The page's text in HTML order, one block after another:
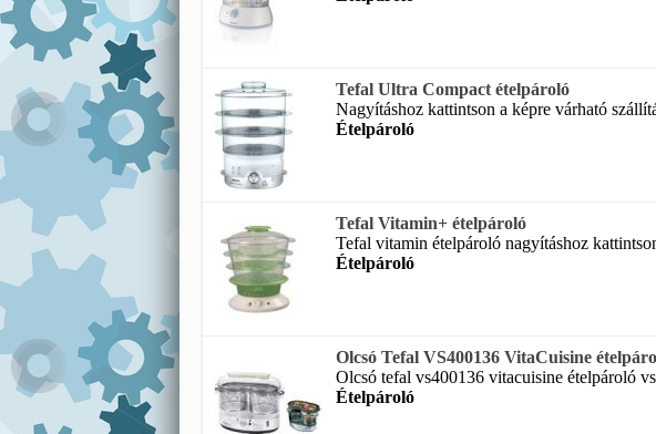
Tefal Ultra Compact ételpároló
Nagyításhoz kattintson a képre várható
Ételpároló
Tefal Vitamin+ ételpároló
Tefal vitamin ételpároló nagyításhoz
Ételpároló
Olcsó Tefal VS400136 VitaCuisine
Olcsó tefal vs400136 vitacuisine ételpároló
Ételpároló